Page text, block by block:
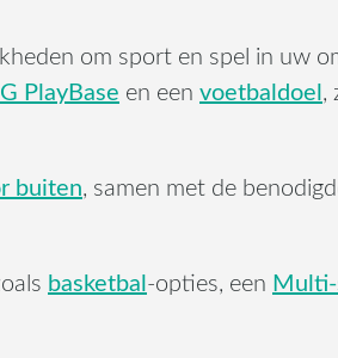
om sport en spel in uw
PlayBase en een voetbaldoel,
buiten, samen met de
basketbal-opties, een